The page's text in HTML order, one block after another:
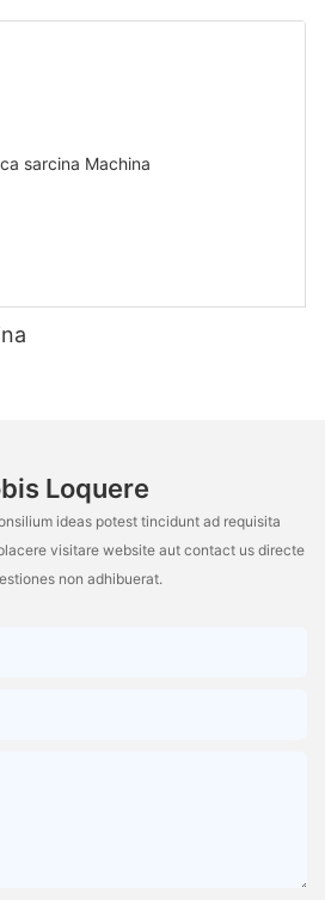
Loquere
ideas potest tincidunt ad requisita
visitare website aut contact us directe
non adhibuerat.